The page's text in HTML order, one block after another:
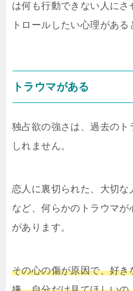
は何も行動できない人に
トロールしたい心理がある
トラウマがある
独占欲の強さは、過去のト
しれません。
恋人に裏切られた、大切な
など、何らかのトラウマ
があります。
その心の傷が原因で、好